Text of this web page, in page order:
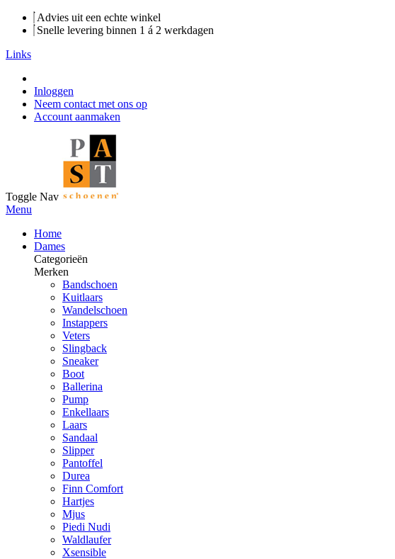
Advies uit een echte winkel
Snelle levering binnen 1 á 2 werkdagen
Links
Inloggen
Neem contact met ons op
Account aanmaken
Toggle Nav
Menu
Home
Dames
Categorieën
Merken
Bandschoen
Kuitlaars
Wandelschoen
Instappers
Veters
Slingback
Sneaker
Boot
Ballerina
Pump
Enkellaars
Laars
Sandaal
Slipper
Pantoffel
Durea
Finn Comfort
Hartjes
Mjus
Piedi Nudi
Waldlaufer
Xsensible